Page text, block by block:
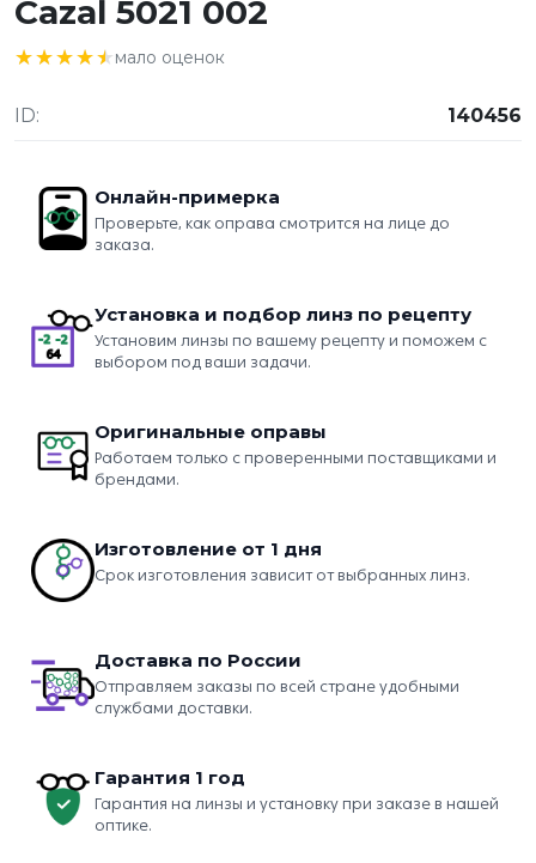
Cazal 5021 002
★★★★★
★★★★★мало оценок
ID: 140456
Онлайн-примерка
Проверьте, как оправа смотрится на лице до
заказа.
Установка и подбор линз по рецепту
Установим линзы по вашему рецепту и поможем с
выбором под ваши задачи.
Оригинальные оправы
Работаем только с проверенными поставщиками и
брендами.
Изготовление от 1 дня
Срок изготовления зависит от выбранных линз.
Доставка по России
Отправляем заказы по всей стране удобными
службами доставки.
Гарантия 1 год
Гарантия на линзы и установку при заказе в нашей
оптике.